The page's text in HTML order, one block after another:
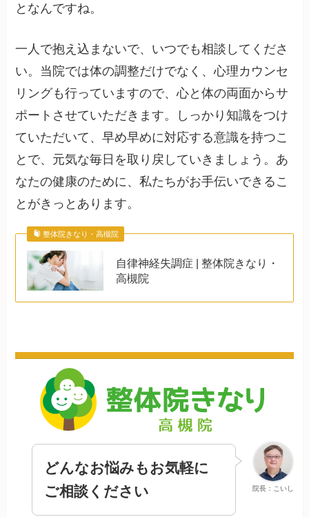
となんですね。
一人で抱え込まないで、いつでも相談してくださ
い。当院では体の調整だけでなく、心理カウンセ
リングも行っていますので、心と体の両面からサ
ポートさせていただきます。しっかり知識をつけ
ていただいて、早め早めに対応する意識を持つこ
とで、元気な毎日を取り戻していきましょう。あ
なたの健康のために、私たちがお手伝いできるこ
とがきっとあります。
整体院きなり・高槻院
自律神経失調症 | 整体院きなり・
高槻院
院長：こいし
どんなお悩みもお気軽に
ご相談ください